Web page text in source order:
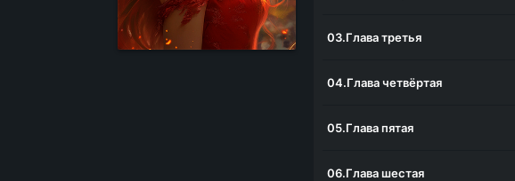
03.Глава третья
04.Глава четвёртая
05.Глава пятая
06.Глава шестая